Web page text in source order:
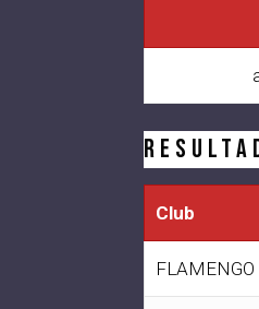
Club
FLAMENGO